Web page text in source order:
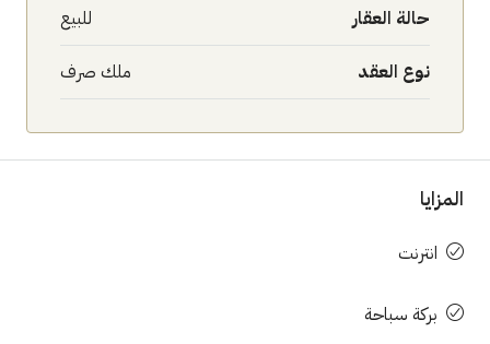
حالة العقار للبيع
نوع العقد ملك صرف
المزايا
انترنت
بركة سباحة